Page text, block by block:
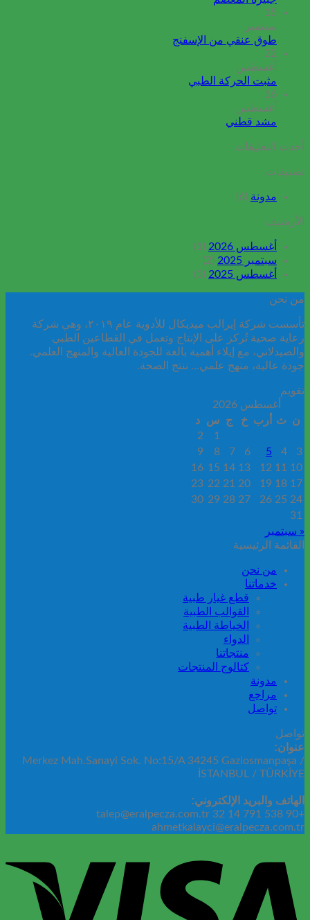
15
سبتمبر
طوق عنقي من الإسفنج
22
أغسطس
مثبت الحركة الطبي
16
أغسطس
مشد قطني
أحدث التعليقات
تصنيفات
مدونة (6)
الأرشيف
أغسطس 2026
(1)
سبتمبر 2025
(2)
أغسطس 2025
(3)
من نحن
تأسست شركة إيرالب ميديكال للأدوية عام ٢٠١٩، وهي شركة
رعاية صحية تُركز على الإنتاج وتعمل في القطاعين الطبي
والصيدلاني، مع إيلاء أهمية بالغة للجودة العالية والمنهج العلمي.
جودة عالية، منهج علمي... ننتج الصحة.
تقويم
أغسطس 2026
ن ث أرب خ ج س د
1
2
3
4
5
6
7
8
9
10
11
12
13
14
15
16
17
18
19
20
21
22
23
24
25
26
27
28
29
30
31
« سبتمبر
القائمة الرئيسية
من نحن
خدماتنا
قطع غيار طبية
القوالب الطبية
الخياطة الطبية
الدواء
منتجاتنا
كتالوج المنتجات
مدونة
مراجع
تواصل
تواصل
عنوان:
Merkez Mah.Sanayi Sok. No:15/A 34245 Gaziosmanpaşa /
İSTANBUL / TÜRKİYE
الهاتف والبريد الإلكتروني:
+90 538 791 14 32 talep@eralpecza.com.tr
ahmetkalayci@eralpecza.com.tr